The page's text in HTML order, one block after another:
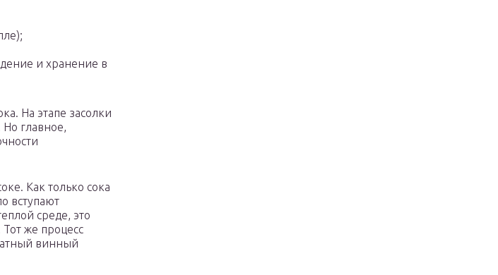
и хранение в
На этапе засолки
Но главное,
Как только сока
вступают
среде, это
же процесс
винный